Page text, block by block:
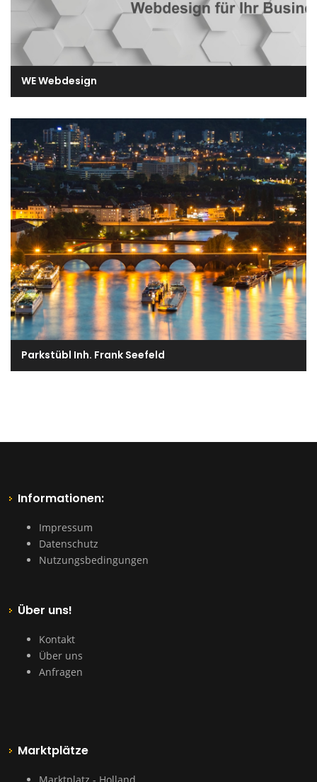
WE Webdesign
Parkstübl Inh. Frank Seefeld
Informationen:
Impressum
Datenschutz
Nutzungsbedingungen
Über uns!
Kontakt
Über uns
Anfragen
Marktplätze